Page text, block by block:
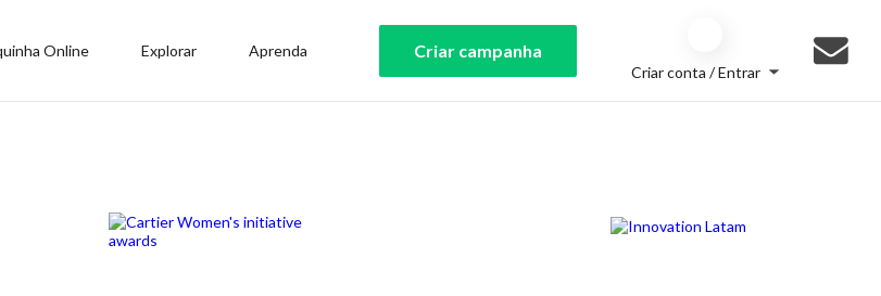
Online Explorar Aprenda Criar campanha
Criar conta / Entrar